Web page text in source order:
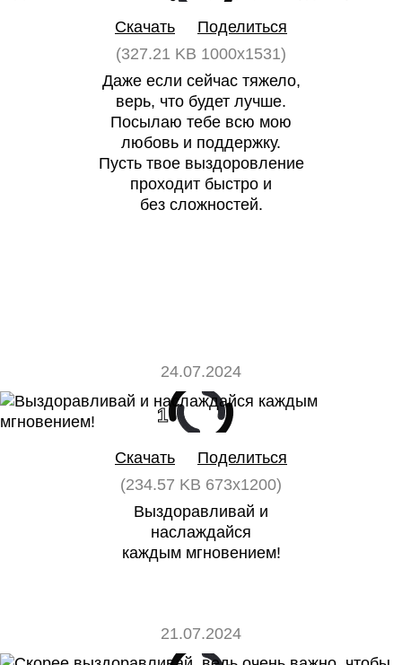
Скачать
Поделиться
(327.21 KB 1000x1531)
Даже если сейчас тяжело,
верь, что будет лучше.
Посылаю тебе всю мою
любовь и поддержку.
Пусть твое выздоровление
проходит быстро и
без сложностей.
24.07.2024
1
Скачать
Поделиться
(234.57 KB 673x1200)
Выздоравливай и
наслаждайся
каждым мгновением!
21.07.2024